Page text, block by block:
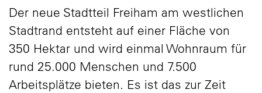
Der neue Stadtteil Freiham am westlichen
Stadtrand entsteht auf einer Fläche von
350 Hektar und wird einmal Wohnraum für
rund 25.000 Menschen und 7.500
Arbeitsplätze bieten. Es ist das zur Zeit